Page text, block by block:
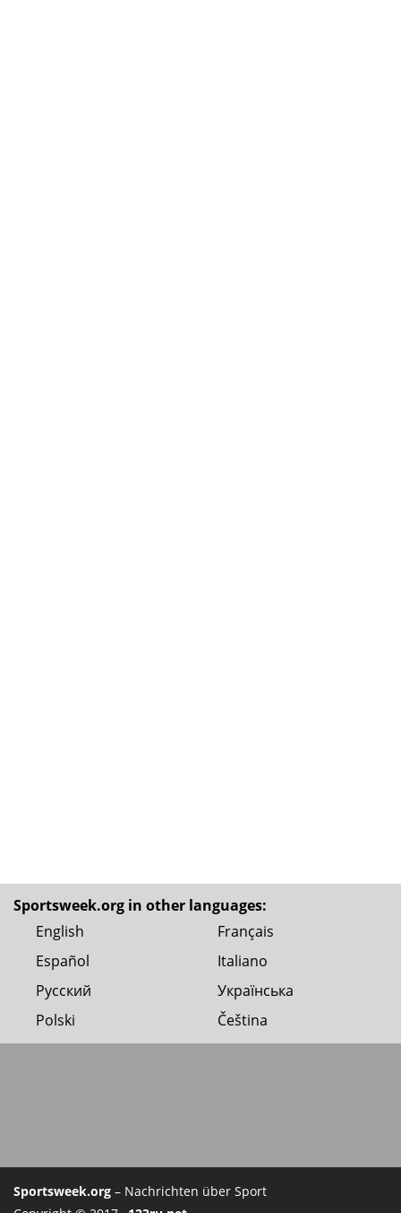
Sportsweek.org in other languages:
English
Français
Español
Italiano
Русский
Українська
Polski
Čeština
Sportsweek.org – Nachrichten über Sport